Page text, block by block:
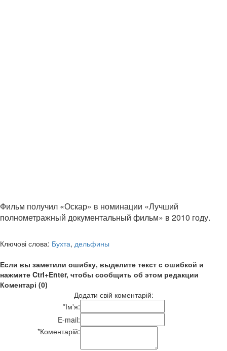
Фильм получил «Оскар» в номинации «Лучший
полнометражный документальный фильм» в 2010 году.
Ключові слова: Бухта, дельфины
Если вы заметили ошибку, выделите текст с ошибкой и
нажмите Ctrl+Enter, чтобы сообщить об этом редакции
Коментарі (0)
Додати свій коментарій:
*Ім'я:
E-mail:
*Коментарій: